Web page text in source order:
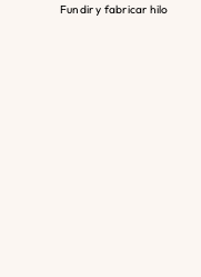
Fundir y fabricar hilo